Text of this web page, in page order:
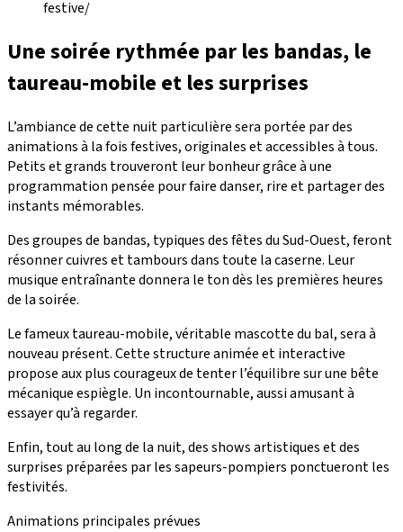
festive/
Une soirée rythmée par les bandas, le
taureau-mobile et les surprises
L’ambiance de cette nuit particulière sera portée par des
animations à la fois festives, originales et accessibles à tous.
Petits et grands trouveront leur bonheur grâce à une
programmation pensée pour faire danser, rire et partager des
instants mémorables.
Des groupes de bandas, typiques des fêtes du Sud-Ouest, feront
résonner cuivres et tambours dans toute la caserne. Leur
musique entraînante donnera le ton dès les premières heures
de la soirée.
Le fameux taureau-mobile, véritable mascotte du bal, sera à
nouveau présent. Cette structure animée et interactive
propose aux plus courageux de tenter l’équilibre sur une bête
mécanique espiègle. Un incontournable, aussi amusant à
essayer qu’à regarder.
Enfin, tout au long de la nuit, des shows artistiques et des
surprises préparées par les sapeurs-pompiers ponctueront les
festivités.
Animations principales prévues